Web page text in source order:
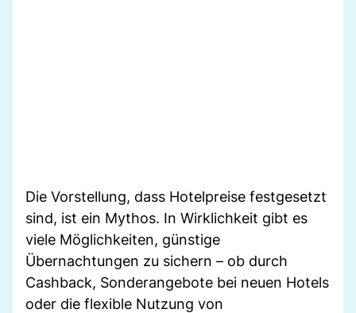
Die Vorstellung, dass Hotelpreise festgesetzt
sind, ist ein Mythos. In Wirklichkeit gibt es
viele Möglichkeiten, günstige
Übernachtungen zu sichern – ob durch
Cashback, Sonderangebote bei neuen Hotels
oder die flexible Nutzung von